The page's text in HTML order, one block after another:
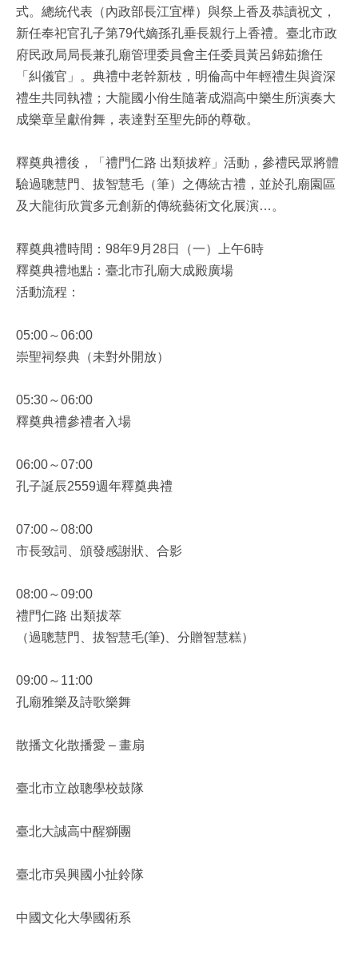
式。總統代表（內政部長江宜樺）與祭上香及恭讀祝文，
新任奉祀官孔子第79代嫡孫孔垂長親行上香禮。臺北市政
府民政局局長兼孔廟管理委員會主任委員黃呂錦茹擔任
「糾儀官」。典禮中老幹新枝，明倫高中年輕禮生與資深
禮生共同執禮；大龍國小佾生隨著成淵高中樂生所演奏大
成樂章呈獻佾舞，表達對至聖先師的尊敬。
釋奠典禮後，「禮門仁路 出類拔粹」活動，參禮民眾將體
驗過聰慧門、拔智慧毛（筆）之傳統古禮，並於孔廟園區
及大龍街欣賞多元創新的傳統藝術文化展演…。
釋奠典禮時間：98年9月28日（一）上午6時
釋奠典禮地點：臺北市孔廟大成殿廣場
活動流程：
05:00～06:00
崇聖祠祭典（未對外開放）
05:30～06:00
釋奠典禮參禮者入場
06:00～07:00
孔子誕辰2559週年釋奠典禮
07:00～08:00
市長致詞、頒發感謝狀、合影
08:00～09:00
禮門仁路 出類拔萃
（過聰慧門、拔智慧毛(筆)、分贈智慧糕）
09:00～11:00
孔廟雅樂及詩歌樂舞
散播文化散播愛 – 畫扇
臺北市立啟聰學校鼓隊
臺北大誠高中醒獅團
臺北市吳興國小扯鈴隊
中國文化大學國術系